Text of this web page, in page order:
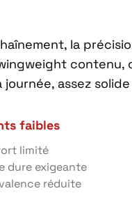
la
contenu,
assez
faibles
limité
dure exigeante
réduite